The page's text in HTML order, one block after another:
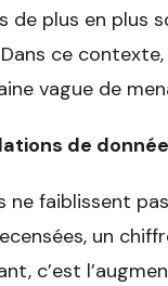
de plus en plus
ce
vague de
de
faiblissent
un
c’est